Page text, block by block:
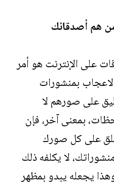
هم أصدقائك
على الإنترنت هو أمر
بمنشورات
على صورهم لا
بمعنى آخر، فإن
على كل صورك
لا يكلفه ذلك
وهذا يجعله يبدو بمظهر